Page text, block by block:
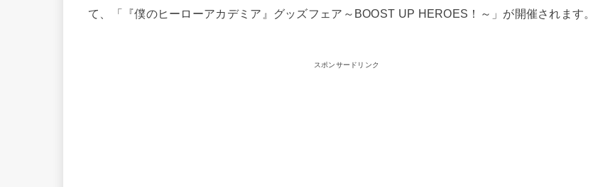
て、「『僕のヒーローアカデミア』グッズフェア～BOOST UP HEROES！～」が開催されます。
スポンサードリンク